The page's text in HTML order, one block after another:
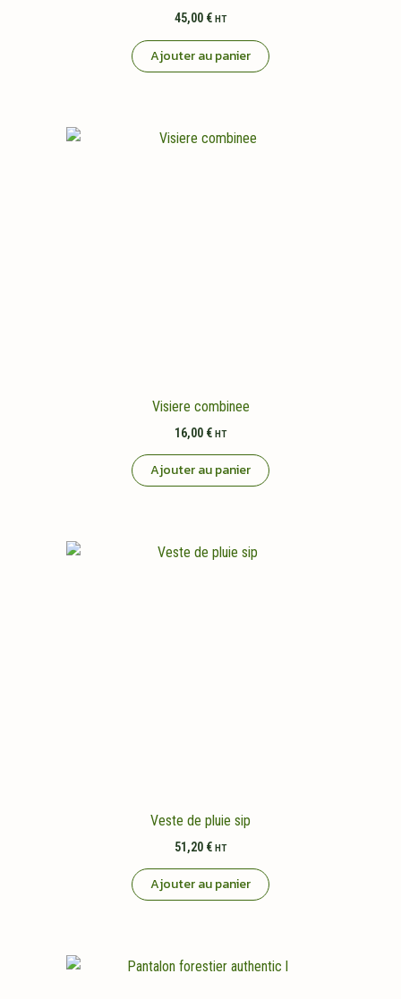
45,00 € HT
Ajouter au panier
Visiere combinee
16,00 € HT
Ajouter au panier
Veste de pluie sip
51,20 € HT
Ajouter au panier